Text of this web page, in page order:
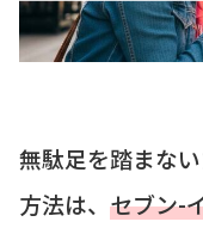
無駄足を踏まな
方法は、 セブン-